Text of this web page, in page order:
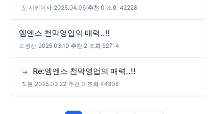
전 사외이사 2025.04.06 추천 0 조회 42228
엠엔스 천막영업의 매력..!!
도봉산 2025.03.19 추천 2 조회 52714
Re:엠엔스 천막영업의 매력..!!
직원 2025.03.22 추천 0 조회 44808